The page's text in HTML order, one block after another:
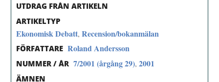
UTDRAG FRÅN ARTIKELN
ARTIKELTYP
Ekonomisk Debatt,Recension/bokanmälan
FÖRFATTARE Roland Andersson
NUMMER / ÅR 7/2001 (årgång 29),2001
ÄMNEN